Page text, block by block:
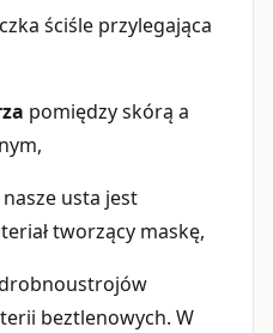
ściśle przylegająca
pomiędzy skórą a
usta jest
tworzący maskę,
beztlenowych. W